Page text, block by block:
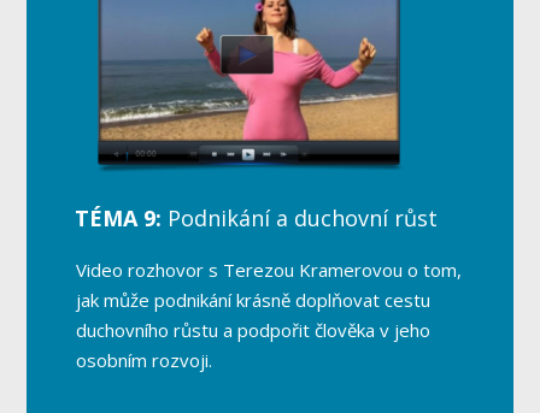
TÉMA 9: Podnikání a duchovní růst
Video rozhovor s Terezou Kramerovou o tom,
jak může podnikání krásně doplňovat cestu
duchovního růstu a podpořit člověka v jeho
osobním rozvoji.